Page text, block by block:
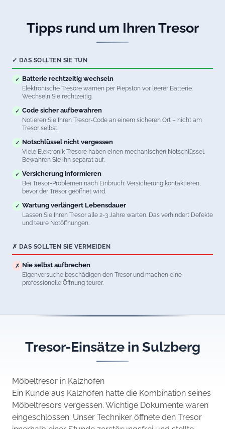
Tipps rund um Ihren Tresor
✓ DAS SOLLTEN SIE TUN
✓ Batterie rechtzeitig wechseln
Elektronische Tresore warnen per Piepston vor leerer Batterie.
Wechseln Sie rechtzeitig.
✓ Code sicher aufbewahren
Notieren Sie Ihren Tresor-Code an einem sicheren Ort – nicht am
Tresor selbst.
✓ Notschlüssel nicht vergessen
Viele Elektronik-Tresore haben einen mechanischen Notschlüssel.
Bewahren Sie ihn separat auf.
✓ Versicherung informieren
Bei Tresor-Problemen nach Einbruch: Versicherung kontaktieren,
bevor der Tresor geöffnet wird.
✓ Wartung verlängert Lebensdauer
Lassen Sie Ihren Tresor alle 2-3 Jahre warten. Das verhindert Defekte
und teure Notöffnungen.
✗ DAS SOLLTEN SIE VERMEIDEN
✗ Nie selbst aufbrechen
Eigenversuche beschädigen den Tresor und machen eine
professionelle Öffnung teurer.
Tresor-Einsätze in Sulzberg
Möbeltresor in Kalzhofen
Ein Kunde aus Kalzhofen hatte die Kombination seines
Möbeltresors vergessen. Wichtige Dokumente waren
eingeschlossen. Unser Techniker öffnete den Tresor